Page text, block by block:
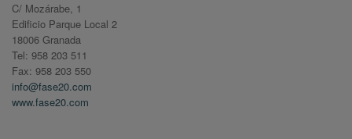
C/ Mozárabe, 1
Edificio Parque Local 2
18006 Granada
Tel: 958 203 511
Fax: 958 203 550
info@fase20.com
www.fase20.com